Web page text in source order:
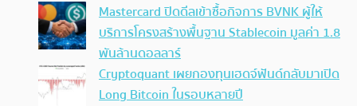
Mastercard ปิดดีลเข้าซื้อกิจการ BVNK ผู้ให้
บริการโครงสร้างพื้นฐาน Stablecoin มูลค่า 1.8
พันล้านดอลลาร์
Cryptoquant เผยกองทุนเฮดจ์ฟันด์กลับมาเปิด
Long Bitcoin ในรอบหลายปี